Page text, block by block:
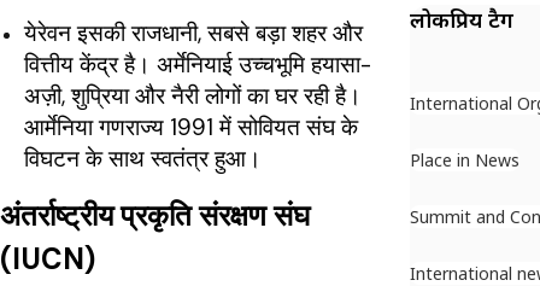
येरेवन इसकी राजधानी, सबसे बड़ा शहर और
वित्तीय केंद्र है। अर्मेनियाई उच्चभूमि हयासा-
अज़ी, शुप्रिया और नैरी लोगों का घर रही है।
आर्मेनिया गणराज्य 1991 में सोवियत संघ के
विघटन के साथ स्वतंत्र हुआ।
अंतर्राष्ट्रीय प्रकृति संरक्षण संघ
(IUCN)
लोकप्रिय टैग
International
Place in News
Summit and
International